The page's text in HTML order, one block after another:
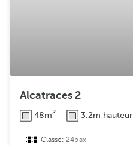
Alcatraces 2
48m2 3.2m hauteur
Classe:24pax